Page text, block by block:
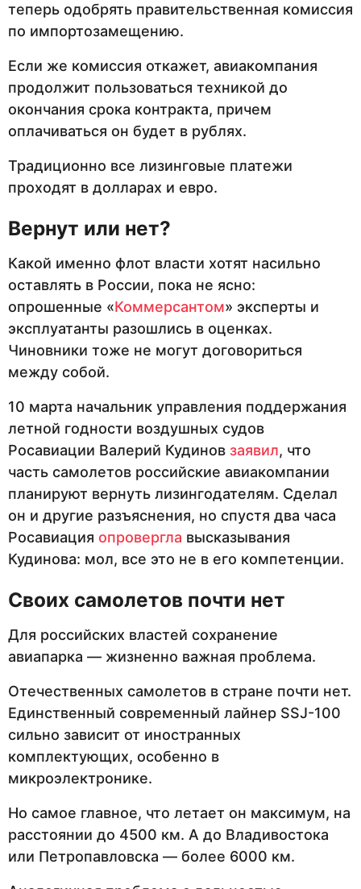
теперь одобрять правительственная комиссия
по импортозамещению.
Если же комиссия откажет, авиакомпания
продолжит пользоваться техникой до
окончания срока контракта, причем
оплачиваться он будет в рублях.
Традиционно все лизинговые платежи
проходят в долларах и евро.
Вернут или нет?
Какой именно флот власти хотят насильно
оставлять в России, пока не ясно:
опрошенные «Коммерсантом» эксперты и
эксплуатанты разошлись в оценках.
Чиновники тоже не могут договориться
между собой.
10 марта начальник управления поддержания
летной годности воздушных судов
Росавиации Валерий Кудинов заявил, что
часть самолетов российские авиакомпании
планируют вернуть лизингодателям. Сделал
он и другие разъяснения, но спустя два часа
Росавиация опровергла высказывания
Кудинова: мол, все это не в его компетенции.
Своих самолетов почти нет
Для российских властей сохранение
авиапарка — жизненно важная проблема.
Отечественных самолетов в стране почти нет.
Единственный современный лайнер SSJ-100
сильно зависит от иностранных
комплектующих, особенно в
микроэлектронике.
Но самое главное, что летает он максимум, на
расстоянии до 4500 км. А до Владивостока
или Петропавловска — более 6000 км.